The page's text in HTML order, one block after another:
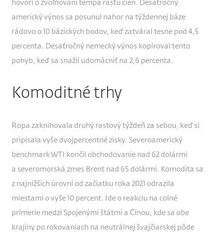
hovorí o zvoľňovaní tempa rastu cien. Desaťročný
americký výnos sa posunul nahor na týždennej báze
rádovo o 10 bázických bodov, keď zatváral tesne pod 4,5
percenta. Desaťročný nemecký výnos kopíroval tento
pohyb, keď sa snažil udomácniť na 2,6 percenta.
Komoditné trhy
Ropa zaknihovala druhý rastový týždeň za sebou, keď si
pripísala vyše dvojpercentné zisky. Severoamerický
benchmark WTI končil obchodovanie nad 62 dolármi
a severomorská zmes Brent nad 65 dolármi. Komodita sa
z najnižších úrovní od začiatku roka 2021 odrazila
miestami o vyše 10 percent. Ide o reakciu na colné
prímerie medzi Spojenými štátmi a Čínou, kde sa obe
krajiny po rokovaniach na neutrálnej švajčiarskej pôde